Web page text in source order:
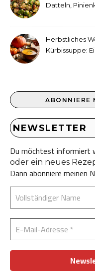
Datteln,
Herbstliches
Kürbissuppe:
ABONNIERE
NEWSLETTER
Du möchtest informiert
oder ein neues
Dann abonniere meinen